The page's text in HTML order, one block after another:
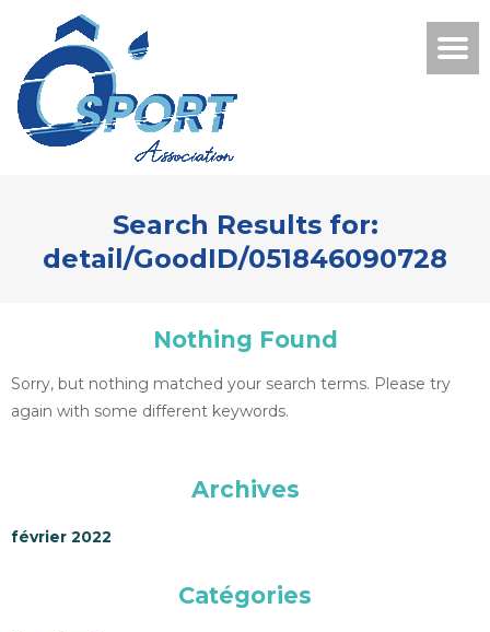
Search Results for:
detail/GoodID/051846090728
Nothing Found
Sorry, but nothing matched your search terms. Please try
again with some different keywords.
Archives
février 2022
Catégories